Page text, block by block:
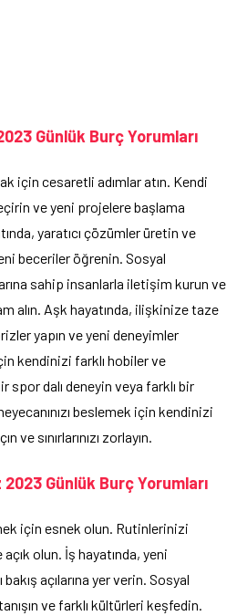
Günlük Burç Yorumları
için cesaretli adımlar atın. Kendi
ve yeni projelere başlama
yaratıcı çözümler üretin ve
beceriler öğrenin. Sosyal
sahip insanlarla iletişim kurun ve
alın. Aşk hayatında, ilişkinize taze
yapın ve yeni deneyimler
kendinizi farklı hobiler ve
spor dalı deneyin veya farklı bir
beslemek için kendinizi
sınırlarınızı zorlayın.
Günlük Burç Yorumları
için esnek olun. Rutinlerinizi
olun. İş hayatında, yeni
açılarına yer verin. Sosyal
ve farklı kültürleri keşfedin.